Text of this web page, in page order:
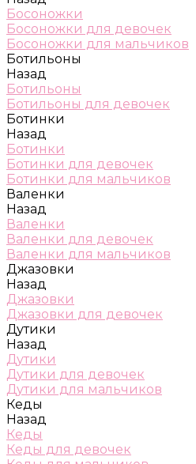
Босоножки
Босоножки для девочек
Босоножки для мальчиков
Ботильоны
Назад
Ботильоны
Ботильоны для девочек
Ботинки
Назад
Ботинки
Ботинки для девочек
Ботинки для мальчиков
Валенки
Назад
Валенки
Валенки для девочек
Валенки для мальчиков
Джазовки
Назад
Джазовки
Джазовки для девочек
Дутики
Назад
Дутики
Дутики для девочек
Дутики для мальчиков
Кеды
Назад
Кеды
Кеды для девочек